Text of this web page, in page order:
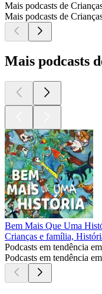
Mais podcasts de
Mais podcasts de
Mais podcasts
Bem Mais Que Uma
Crianças e família,
Podcasts em tendência
Podcasts em tendência